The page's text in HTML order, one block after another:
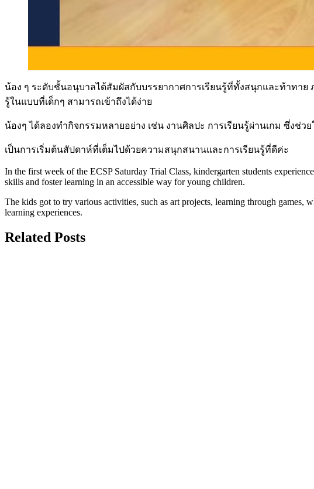
น้อง ๆ ระดับชั้นอนุบาลได้สัมผัสกับบรรยากาศการเรียนรู้ที่ทั้งสนุกและท้าทา
รู้ในแบบที่เด็กๆ สามารถเข้าถึงได้ง่าย
น้องๆ ได้ลองทำกิจกรรมหลายอย่าง เช่น งานศิลปะ การเรียนรู้ผ่านเกม ซึ่งช่
เป็นการเริ่มต้นสัปดาห์ที่เต็มไปด้วยความสนุกสนานและการเรียนรู้ที่ดีค่ะ
In the first week of the ECSP Saturday Trial Class, kindergarten students
skills and foster learning in an accessible way for young children.
The kids got to try various activities, such as art projects, learning through
learning experiences.
Related Posts